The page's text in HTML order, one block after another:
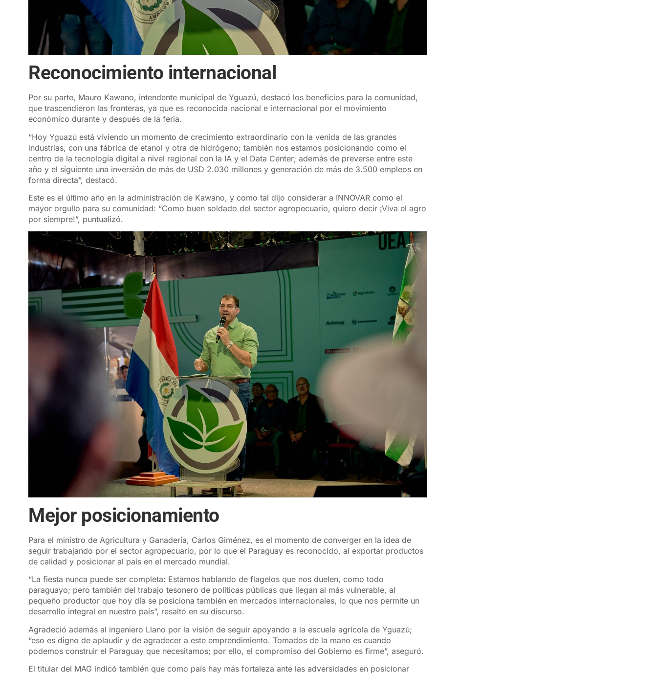
Reconocimiento internacional
Por su parte, Mauro Kawano, intendente municipal de Yguazú, destacó los beneficios para la comunidad,
que trascendieron las fronteras, ya que es reconocida nacional e internacional por el movimiento
económico durante y después de la feria.
“Hoy Yguazú está viviendo un momento de crecimiento extraordinario con la venida de las grandes
industrias, con una fábrica de etanol y otra de hidrógeno; también nos estamos posicionando como el
centro de la tecnología digital a nivel regional con la IA y el Data Center; además de preverse entre este
año y el siguiente una inversión de más de USD 2.030 millones y generación de más de 3.500 empleos en
forma directa”, destacó.
Este es el último año en la administración de Kawano, y como tal dijo considerar a INNOVAR como el
mayor orgullo para su comunidad: “Como buen soldado del sector agropecuario, quiero decir ¡Viva el agro
por siempre!”, puntualizó.
Mejor posicionamiento
Para el ministro de Agricultura y Ganadería, Carlos Giménez, es el momento de converger en la idea de
seguir trabajando por el sector agropecuario, por lo que el Paraguay es reconocido, al exportar productos
de calidad y posicionar al país en el mercado mundial.
“La fiesta nunca puede ser completa: Estamos hablando de flagelos que nos duelen, como todo
paraguayo; pero también del trabajo tesonero de políticas públicas que llegan al más vulnerable, al
pequeño productor que hoy día se posiciona también en mercados internacionales, lo que nos permite un
desarrollo integral en nuestro país”, resaltó en su discurso.
Agradeció además al ingeniero Llano por la visión de seguir apoyando a la escuela agrícola de Yguazú;
“eso es digno de aplaudir y de agradecer a este emprendimiento. Tomados de la mano es cuando
podemos construir el Paraguay que necesitamos; por ello, el compromiso del Gobierno es firme”, aseguró.
El titular del MAG indicó también que como país hay más fortaleza ante las adversidades en posicionar